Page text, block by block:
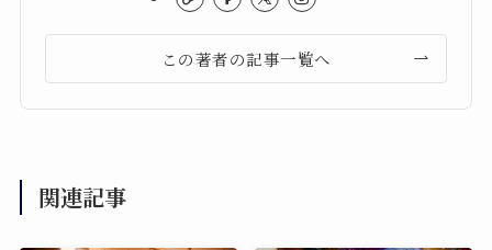
この著者の記事一覧へ
関連記事